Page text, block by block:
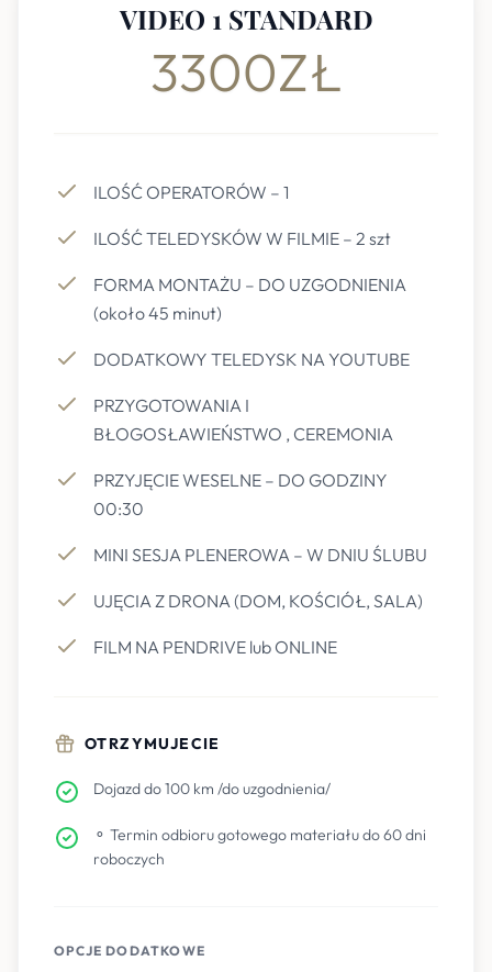
VIDEO 1 STANDARD
3300ZŁ
ILOŚĆ OPERATORÓW – 1
ILOŚĆ TELEDYSKÓW W FILMIE – 2 szt
FORMA MONTAŻU – DO UZGODNIENIA
(około 45 minut)
DODATKOWY TELEDYSK NA YOUTUBE
PRZYGOTOWANIA I
BŁOGOSŁAWIEŃSTWO , CEREMONIA
PRZYJĘCIE WESELNE – DO GODZINY
00:30
MINI SESJA PLENEROWA – W DNIU ŚLUBU
UJĘCIA Z DRONA (DOM, KOŚCIÓŁ, SALA)
FILM NA PENDRIVE lub ONLINE
OTRZYMUJECIE
Dojazd do 100 km /do uzgodnienia/
⚬ Termin odbioru gotowego materiału do 60 dni
roboczych
OPCJE DODATKOWE